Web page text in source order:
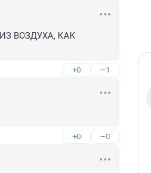
ВОЗДУХА, КАК
+0 –1
+0 –0